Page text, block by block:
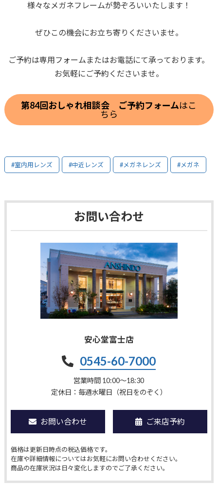
様々なメガネフレームが勢ぞろいいたします！
ぜひこの機会にお立ち寄りくださいませ。
ご予約は専用フォームまたはお電話にて承っております。
お気軽にご予約くださいませ。
第84回おしゃれ相談会 ご予約フォームはこ
ちら
#室内用レンズ #中近レンズ #メガネレンズ #メガネ
お問い合わせ
安心堂富士店
0545-60-7000
営業時間 10:00〜18:30
定休日：毎週水曜日（祝日をのぞく）
お問い合わせ ご来店予約
価格は更新日時点の税込価格です。
在庫や詳細情報についてはお気軽にお問い合わせください。
商品の在庫状況は日々変化しますのでご了承ください。